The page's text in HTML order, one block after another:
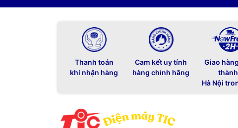
Thanh toán
khi nhận hàng
Cam kết uy tính
hàng chính hãng
Giao
thành
Hà Nội